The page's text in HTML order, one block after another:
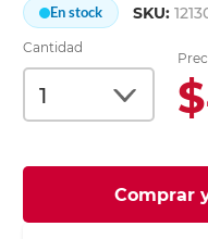
En stock SKU:
Cantidad
Comprar